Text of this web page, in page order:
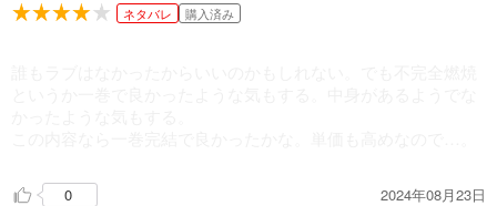
ネタバレ 購入済み
0 2024年08月23日